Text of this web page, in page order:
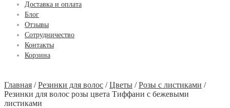
Доставка и оплата
Блог
Отзывы
Сотрудничество
Контакты
Корзина
Главная /Резинки для волос /Цветы /Розы с листиками /
Резинки для волос розы цвета Тиффани с бежевыми
листиками